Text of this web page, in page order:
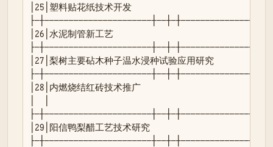
│25│塑料贴花纸技术开发                          │
├─┼──────────────────────┼──┼─┼───────────────┼──┤
│26│水泥制管新工艺                              │
├─┼──────────────────────┼──┼─┼───────────────┼──┤
│27│梨树主要砧木种子温水浸种试验应用研究
├─┼──────────────────────┼──┼─┼───────────────┼──┤
│28│内燃烧结红砖技术推广                        │
├─┼──────────────────────┼──┼─┼───────────────┼──┤
│29│阳信鸭梨醋工艺技术研究                      │
├─┼──────────────────────┼──┼─┼───────────────┼──┤